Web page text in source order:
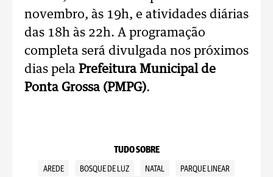
novembro, às 19h, e atividades diárias
das 18h às 22h. A programação
completa será divulgada nos próximos
dias pela Prefeitura Municipal de
Ponta Grossa (PMPG).
TUDO SOBRE
AREDE BOSQUE DE LUZ NATAL
PARQUE LINEAR